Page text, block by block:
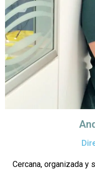
Cercana, organizada y